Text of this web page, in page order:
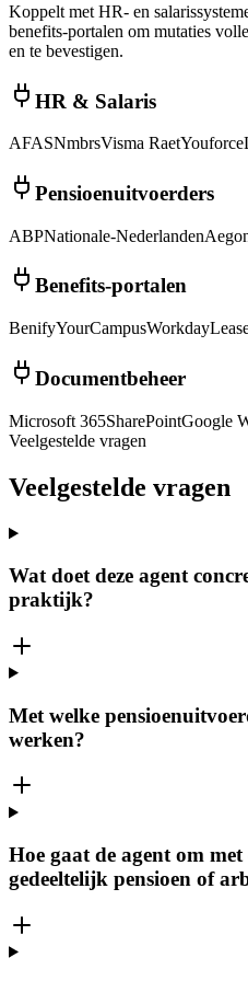
Koppelt met HR- en
benefits-portalen om mutaties
en te bevestigen.
HR & Salaris
AFASNmbrsVisma RaetYouforce
Pensioenuitvoerders
ABPNationale-Nederlanden
Benefits-portalen
BenifyYourCampusWorkday
Documentbeheer
Microsoft 365SharePointGoogle
Veelgestelde vragen
Veelgestelde vragen
Wat doet deze agent
praktijk?
Met welke
werken?
Hoe gaat de agent om
gedeeltelijk pensioen of